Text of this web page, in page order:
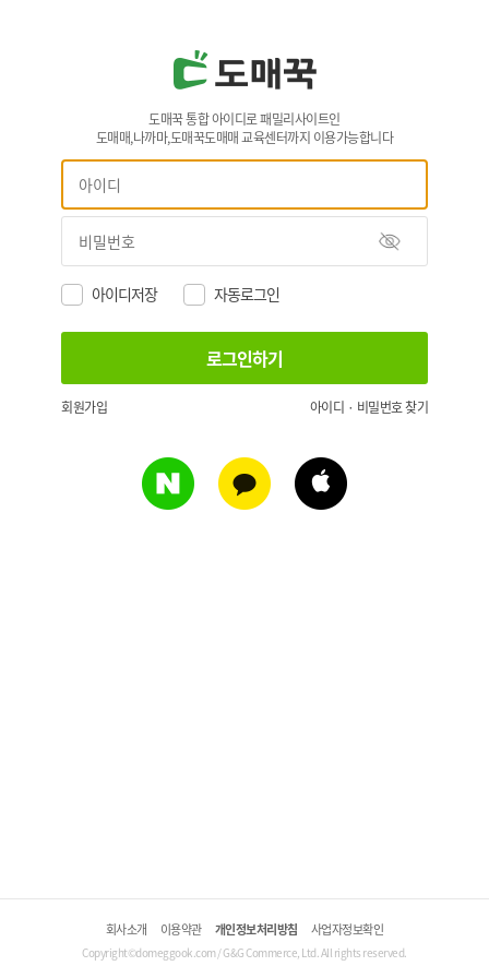
도매꾹 통합 아이디로 패밀리사이트인
도매매,나까마,도매꾹도매매 교육센터까지 이용가능합니다
아이디저장 자동로그인
회원가입 아이디 · 비밀번호 찾기
회사소개 이용약관 개인정보처리방침 사업자정보확인
Copyright©domeggook.com / G&G Commerce, Ltd. All rights reserved.